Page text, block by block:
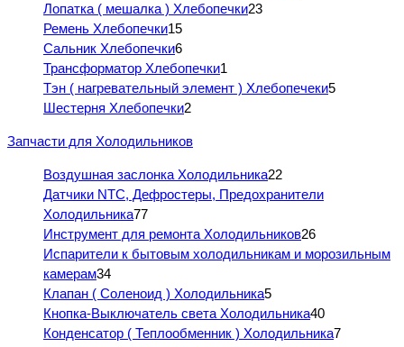
Лопатка ( мешалка ) Хлебопечки23
Ремень Хлебопечки15
Сальник Хлебопечки6
Трансформатор Хлебопечки1
Тэн ( нагревательный элемент ) Хлебопечеки5
Шестерня Хлебопечки2
Запчасти для Холодильников
Воздушная заслонка Холодильника22
Датчики NTC, Дефростеры, Предохранители
Холодильника77
Инструмент для ремонта Холодильников26
Испарители к бытовым холодильникам и морозильным
камерам34
Клапан ( Соленоид ) Холодильника5
Кнопка-Выключатель света Холодильника40
Конденсатор ( Теплообменник ) Холодильника7